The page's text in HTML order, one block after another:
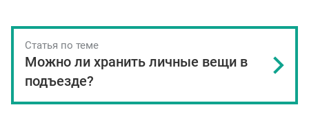
Статья по теме
Можно ли хранить личные вещи в
подъезде?